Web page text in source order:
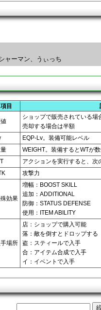
ャーマン、うぃっち
項目
ショップで販売されている場
売却する場合は半額
EQP-Lv。装備可能レベル
WEIGHT。装備するとWTが
アクションを実行すると、次
攻撃力
効果
増幅：BOOST SKILL
追加：ADDITIONAL
防御：STATUS DEFENSE
使用：ITEM ABILITY
手場所
店：ショップで購入可能
落：敵を倒すとドロップする
盗：スティールで入手
合：アイテム合成で入手
イ：イベントで入手